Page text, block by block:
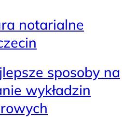
notarialne
sposoby na
wykładzin